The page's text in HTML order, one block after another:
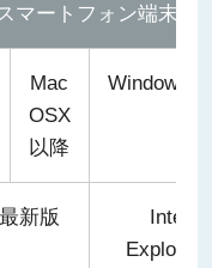
マートフォン端末の
Mac
OSX
以降
新版